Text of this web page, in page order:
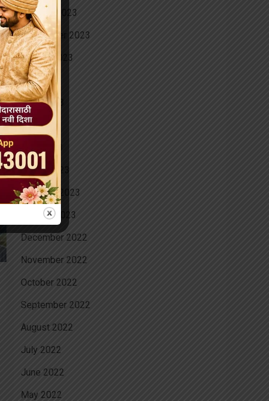
October 2023
September 2023
August 2023
July 2023
June 2023
May 2023
April 2023
March 2023
February 2023
January 2023
December 2022
November 2022
October 2022
September 2022
August 2022
July 2022
June 2022
May 2022